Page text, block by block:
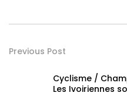
Previous Post
Cyclisme /
Les Ivoiriennes